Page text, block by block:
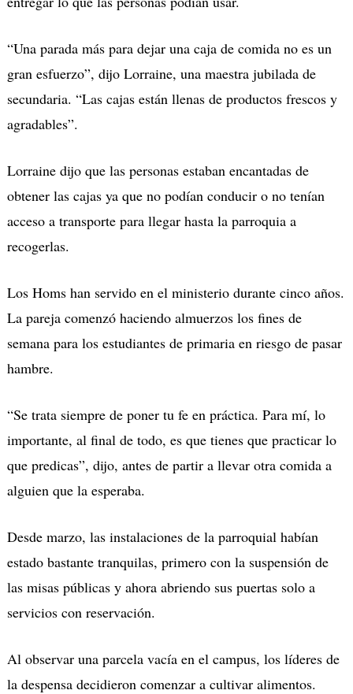
“Una parada más para dejar una caja de comida no es un
gran esfuerzo”, dijo Lorraine, una maestra jubilada de
secundaria. “Las cajas están llenas de productos frescos y
agradables”.
Lorraine dijo que las personas estaban encantadas de
obtener las cajas ya que no podían conducir o no tenían
acceso a transporte para llegar hasta la parroquia a
recogerlas.
Los Homs han servido en el ministerio durante cinco años.
La pareja comenzó haciendo almuerzos los fines de
semana para los estudiantes de primaria en riesgo de pasar
hambre.
“Se trata siempre de poner tu fe en práctica. Para mí, lo
importante, al final de todo, es que tienes que practicar lo
que predicas”, dijo, antes de partir a llevar otra comida a
alguien que la esperaba.
Desde marzo, las instalaciones de la parroquial habían
estado bastante tranquilas, primero con la suspensión de
las misas públicas y ahora abriendo sus puertas solo a
servicios con reservación.
Al observar una parcela vacía en el campus, los líderes de
la despensa decidieron comenzar a cultivar alimentos.